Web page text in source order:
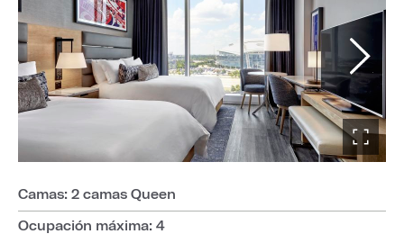
Camas: 2 camas Queen
Ocupación máxima: 4